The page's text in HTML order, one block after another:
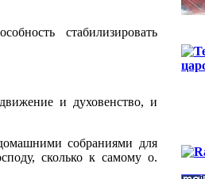
стабилизировать
и духовенство, и
собраниями для
сколько к самому о.